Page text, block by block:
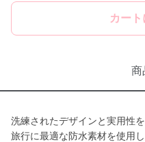
カー
商
洗練されたデザインと実用性
旅行に最適な防水素材を使用